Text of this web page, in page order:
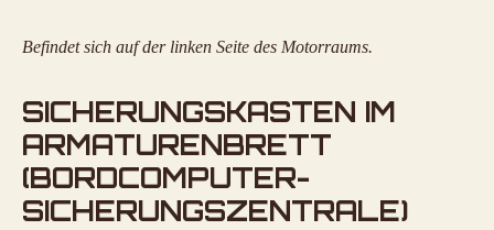
Befindet sich auf der linken Seite des Motorraums.
SICHERUNGSKASTEN IM
ARMATURENBRETT
(BORDCOMPUTER-
SICHERUNGSZENTRALE)